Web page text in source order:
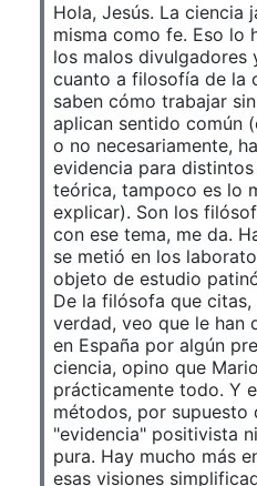
Hola, Jesús. La ciencia
misma como fe. Eso lo
los malos divulgadores
cuanto a filosofía de la
saben cómo trabajar
aplican sentido común
o no necesariamente,
evidencia para
teórica, tampoco es lo
explicar). Son los
con ese tema, me da.
se metió en los
objeto de estudio
De la filósofa que
verdad, veo que le han
en España por algún
ciencia, opino que
prácticamente todo. Y
métodos, por supuesto
"evidencia" positivista
pura. Hay mucho más
esas visiones